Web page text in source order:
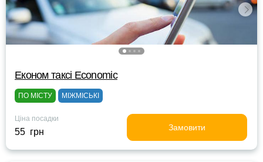
Eконом таксі Economic
ПО МІСТУ МІЖМІСЬКІ
Ціна посадки
55 грн Замовити